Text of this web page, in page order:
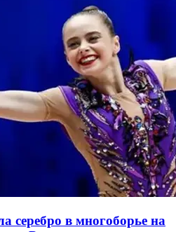
серебро в многоборье на